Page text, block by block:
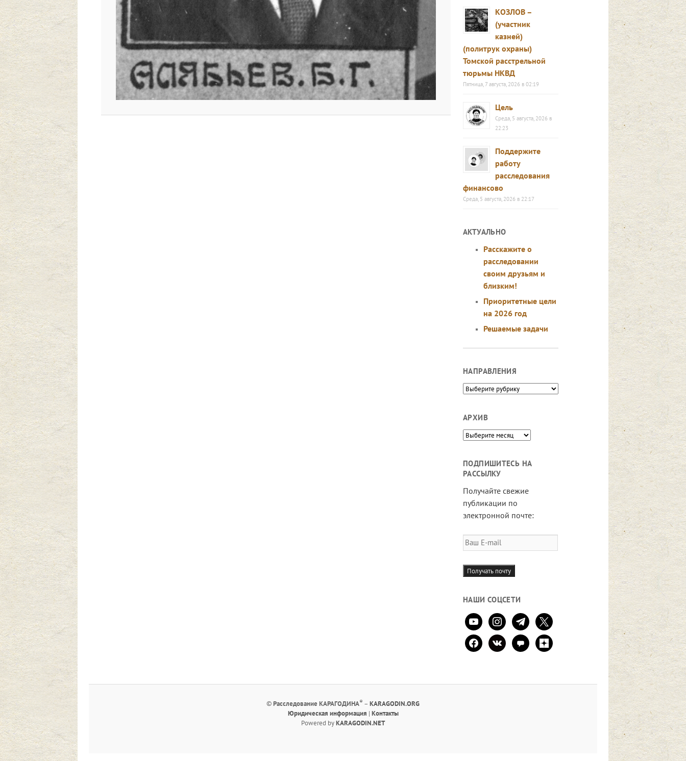
КОЗЛОВ –
(участник
казней)
(политрук охраны)
Томской расстрельной
тюрьмы НКВД
Пятница, 7 августа, 2026 в 02:19
Цель
Среда, 5 августа, 2026 в
22:23
Поддержите
работу
расследования
финансово
Среда, 5 августа, 2026 в 22:17
АКТУАЛЬНО
Расскажите о
расследовании
своим друзьям и
близким!
Приоритетные цели
на 2026 год
Решаемые задачи
НАПРАВЛЕНИЯ
Направления
АРХИВ
Архив
ПОДПИШИТЕСЬ НА
РАССЫЛКУ
Получайте свежие
публикации по
электронной почте:
Ваш
E-
mail
Получать почту
НАШИ СОЦСЕТИ
youtubeinstagramtelegram
x
facebookvkontaktecomment
zen-
yandex
©Расследование КАРАГОДИНА® – KARAGODIN.ORG
Юридическая информация | Контакты
Powered byKARAGODIN.NET